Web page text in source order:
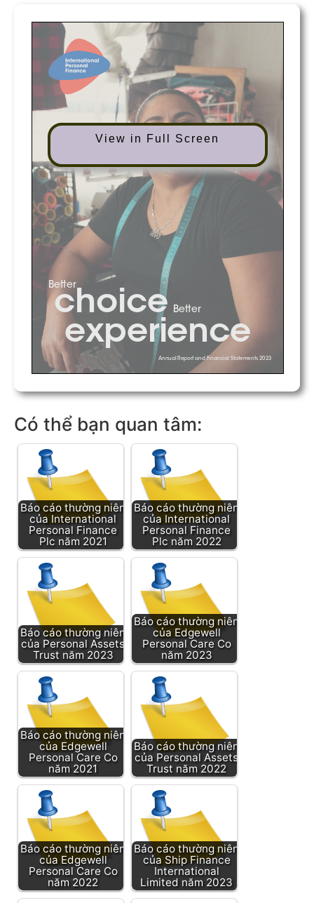
View in Full Screen
Có thể bạn quan tâm:
Báo cáo thường niên
của International
Personal Finance
Plc năm 2021
Báo cáo thường niên
của International
Personal Finance
Plc năm 2022
Báo cáo thường niên
của Personal Assets
Trust năm 2023
Báo cáo thường niên
của Edgewell
Personal Care Co
năm 2023
Báo cáo thường niên
của Edgewell
Personal Care Co
năm 2021
Báo cáo thường niên
của Personal Assets
Trust năm 2022
Báo cáo thường niên
của Edgewell
Personal Care Co
năm 2022
Báo cáo thường niên
của Ship Finance
International
Limited năm 2023